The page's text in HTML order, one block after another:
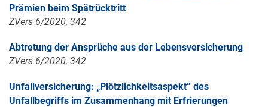
Prämien beim Spätrücktritt
ZVers 6/2020, 342
Abtretung der Ansprüche aus der Lebensversicherung
ZVers 6/2020, 342
Unfallversicherung: „Plötzlichkeitsaspekt“ des
Unfallbegriffs im Zusammenhang mit Erfrierungen